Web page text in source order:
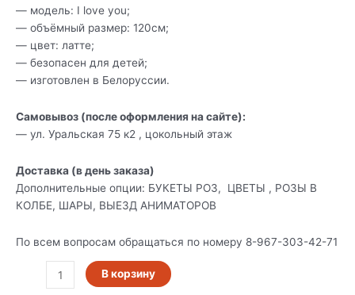
— модель: I love you;
— объёмный размер: 120см;
— цвет: латте;
— безопасен для детей;
— изготовлен в Белоруссии.
Самовывоз (после оформления на сайте):
— ул. Уральская 75 к2 , цокольный этаж
Доставка (в день заказа)
Дополнительные опции: БУКЕТЫ РОЗ, ЦВЕТЫ , РОЗЫ В
КОЛБЕ, ШАРЫ, ВЫЕЗД АНИМАТОРОВ
По всем вопросам обращаться по номеру 8-967-303-42-71
В корзину